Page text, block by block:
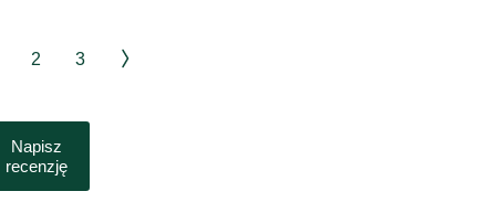
2 3
Napisz
recenzję